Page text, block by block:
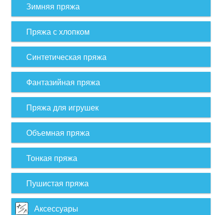
Зимняя пряжа
Пряжа с хлопком
Синтетическая пряжа
Фантазийная пряжа
Пряжа для игрушек
Объемная пряжа
Тонкая пряжа
Пушистая пряжа
Аксессуары